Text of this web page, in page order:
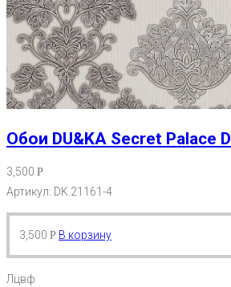
Обои DU&KA Secret Palace
3,500 Р
Артикул: DK.21161-4
3,500 Р В корзину
Лцвф